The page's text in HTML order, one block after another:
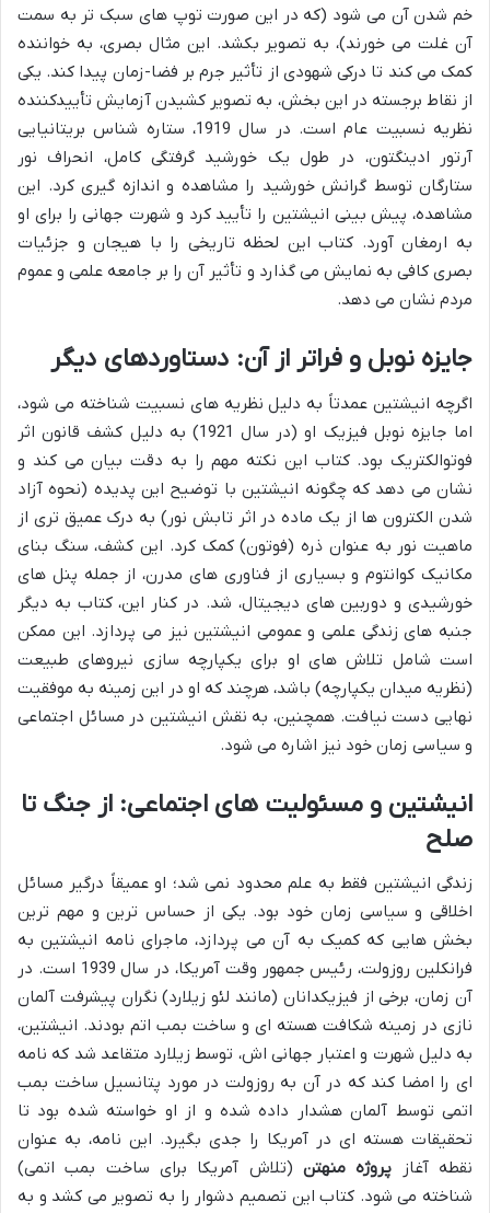
خم شدن آن می شود (که در این صورت توپ های سبک تر به سمت
آن غلت می خورند)، به تصویر بکشد. این مثال بصری، به خواننده
کمک می کند تا درکی شهودی از تأثیر جرم بر فضا-زمان پیدا کند. یکی
از نقاط برجسته در این بخش، به تصویر کشیدن آزمایش تأییدکننده
نظریه نسبیت عام است. در سال 1919، ستاره شناس بریتانیایی
آرتور ادینگتون، در طول یک خورشید گرفتگی کامل، انحراف نور
ستارگان توسط گرانش خورشید را مشاهده و اندازه گیری کرد. این
مشاهده، پیش بینی انیشتین را تأیید کرد و شهرت جهانی را برای او
به ارمغان آورد. کتاب این لحظه تاریخی را با هیجان و جزئیات
بصری کافی به نمایش می گذارد و تأثیر آن را بر جامعه علمی و عموم
مردم نشان می دهد.
جایزه نوبل و فراتر از آن: دستاوردهای دیگر
اگرچه انیشتین عمدتاً به دلیل نظریه های نسبیت شناخته می شود،
اما جایزه نوبل فیزیک او (در سال 1921) به دلیل کشف قانون اثر
فوتوالکتریک بود. کتاب این نکته مهم را به دقت بیان می کند و
نشان می دهد که چگونه انیشتین با توضیح این پدیده (نحوه آزاد
شدن الکترون ها از یک ماده در اثر تابش نور) به درک عمیق تری از
ماهیت نور به عنوان ذره (فوتون) کمک کرد. این کشف، سنگ بنای
مکانیک کوانتوم و بسیاری از فناوری های مدرن، از جمله پنل های
خورشیدی و دوربین های دیجیتال، شد. در کنار این، کتاب به دیگر
جنبه های زندگی علمی و عمومی انیشتین نیز می پردازد. این ممکن
است شامل تلاش های او برای یکپارچه سازی نیروهای طبیعت
(نظریه میدان یکپارچه) باشد، هرچند که او در این زمینه به موفقیت
نهایی دست نیافت. همچنین، به نقش انیشتین در مسائل اجتماعی
و سیاسی زمان خود نیز اشاره می شود.
انیشتین و مسئولیت های اجتماعی: از جنگ تا
صلح
زندگی انیشتین فقط به علم محدود نمی شد؛ او عمیقاً درگیر مسائل
اخلاقی و سیاسی زمان خود بود. یکی از حساس ترین و مهم ترین
بخش هایی که کمیک به آن می پردازد، ماجرای نامه انیشتین به
فرانکلین روزولت، رئیس جمهور وقت آمریکا، در سال 1939 است. در
آن زمان، برخی از فیزیکدانان (مانند لئو زیلارد) نگران پیشرفت آلمان
نازی در زمینه شکافت هسته ای و ساخت بمب اتم بودند. انیشتین،
به دلیل شهرت و اعتبار جهانی اش، توسط زیلارد متقاعد شد که نامه
ای را امضا کند که در آن به روزولت در مورد پتانسیل ساخت بمب
اتمی توسط آلمان هشدار داده شده و از او خواسته شده بود تا
تحقیقات هسته ای در آمریکا را جدی بگیرد. این نامه، به عنوان
نقطه آغاز پروژه منهتن (تلاش آمریکا برای ساخت بمب اتمی)
شناخته می شود. کتاب این تصمیم دشوار را به تصویر می کشد و به